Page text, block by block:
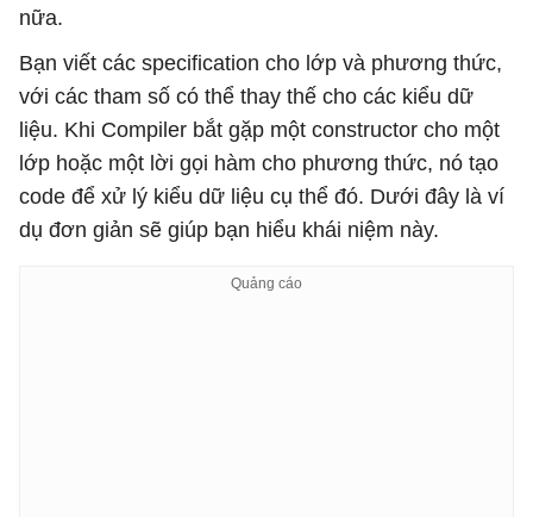
nữa.
Bạn viết các specification cho lớp và phương thức,
với các tham số có thể thay thế cho các kiểu dữ
liệu. Khi Compiler bắt gặp một constructor cho một
lớp hoặc một lời gọi hàm cho phương thức, nó tạo
code để xử lý kiểu dữ liệu cụ thể đó. Dưới đây là ví
dụ đơn giản sẽ giúp bạn hiểu khái niệm này.